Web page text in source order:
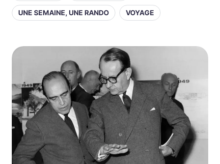
UNE SEMAINE, UNE RANDO VOYAGE